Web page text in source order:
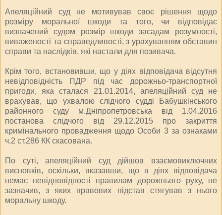
Апеляційний суд не мотивував своє рішення щодо
розміру моральної шкоди та того, чи відповідає
визначений судом розмір шкоди засадам розумності,
виваженості та справедливості, з урахуванням обставин
справи та наслідків, які настали для позивача.
Крім того, встановивши, що у діях відповідача відсутня
невідповідність ПДР під час дорожньо-транспортної
пригоди, яка сталася 21.01.2014, апеляційний суд не
врахував, що ухвалою слідчого судді Бабушкінського
районного суду м.Дніпропетровська від 1.04.2016
постанова слідчого від 29.12.2015 про закриття
кримінального провадження щодо Особи 3 за ознаками
ч.2 ст.286 КК скасована.
По суті, апеляційний суд дійшов взаємовиключних
висновків, оскільки, вказавши, що в діях відповідача
немає невідповідності правилам дорожнього руху, не
зазначив, з яких правових підстав стягував з нього
моральну шкоду.